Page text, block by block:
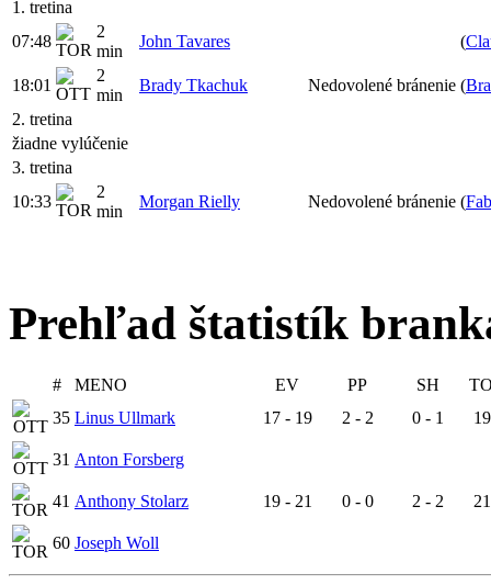
1. tretina
07:48
2
min
John Tavares (
18:01
2
min
Brady Tkachuk Nedovolené bránenie (
2. tretina
žiadne vylúčenie
3. tretina
10:33
2
min
Morgan Rielly Nedovolené bránenie (
Prehľad štatistík
# MENO EV PP SH
35 Linus Ullmark 17 - 19 2 - 2 0 - 1
31 Anton Forsberg
41 Anthony Stolarz 19 - 21 0 - 0 2 - 2
60 Joseph Woll